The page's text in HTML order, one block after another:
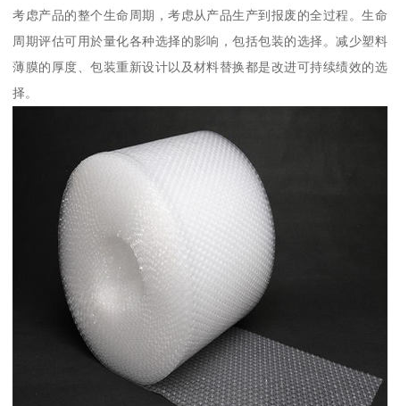
考虑产品的整个生命周期，考虑从产品生产到报废的全过程。生命
周期评估可用於量化各种选择的影响，包括包装的选择。减少塑料
薄膜的厚度、包装重新设计以及材料替换都是改进可持续绩效的选
择。